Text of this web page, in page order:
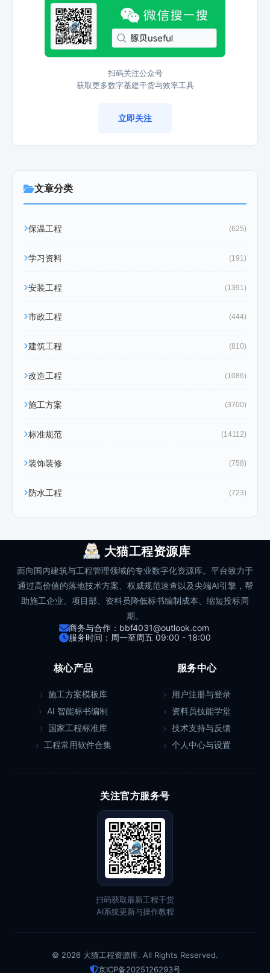
扫码关注公众号
获取更多数字基建干货与效率工具
立即关注
文章分类
保温工程 (625)
学习资料 (191)
安装工程 (1391)
市政工程 (444)
建筑工程 (810)
改造工程 (1086)
施工方案 (3700)
标准规范 (14112)
装饰装修 (758)
防水工程 (723)
大猫工程资源库
面向国内建筑与工程管理领域的专业数字化资源库。平台致力于
通过高价值的落地技术方案、权威规范速查以及尖端AI引擎，帮
助施工企业、项目部、资料员降低标书编制成本、缩短投标周
期。
商务与合作：bbf4031@outlook.com
服务时间：周一至周五 09:00 - 18:00
核心产品
施工方案模板库
AI 智能标书编制
国家工程标准库
工程常用软件合集
服务中心
用户注册与登录
资料员技能学堂
技术支持与反馈
个人中心与设置
关注官方服务号
扫码获取最新工程干货
AI系统更新与操作教程
© 2026 大猫工程资源库. All Rights Reserved.
京ICP备2025126293号